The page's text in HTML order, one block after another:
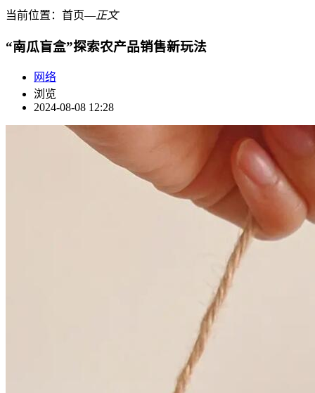
当前位置： 首页―正文
“南瓜盲盒”探索农产品销售新玩法
网络
浏览
2024-08-08 12:28